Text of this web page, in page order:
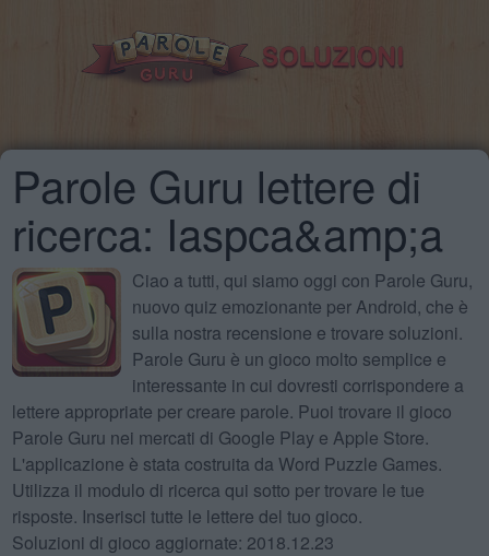
Parole Guru lettere di
ricerca: Iaspca&amp;a
Ciao a tutti, qui siamo oggi con Parole Guru,
nuovo quiz emozionante per Android, che è
sulla nostra recensione e trovare soluzioni.
Parole Guru è un gioco molto semplice e
interessante in cui dovresti corrispondere a
lettere appropriate per creare parole. Puoi trovare il gioco
Parole Guru nei mercati di Google Play e Apple Store.
L'applicazione è stata costruita da Word Puzzle Games.
Utilizza il modulo di ricerca qui sotto per trovare le tue
risposte. Inserisci tutte le lettere del tuo gioco.
Soluzioni di gioco aggiornate: 2018.12.23